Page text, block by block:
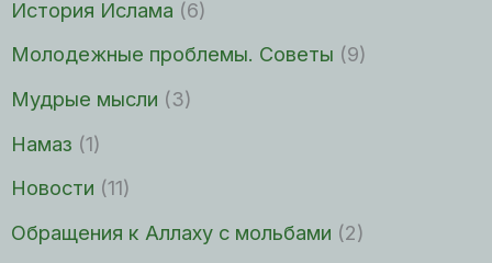
История Ислама (6)
Молодежные проблемы. Советы (9)
Мудрые мысли (3)
Намаз (1)
Новости (11)
Обращения к Аллаху с мольбами (2)